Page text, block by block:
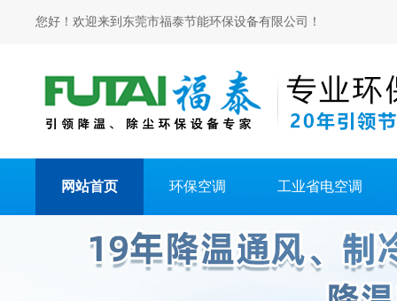
您好！欢迎来到东莞市福泰节能环保设备有限公司！
网站首页 环保空调 工业省电空调